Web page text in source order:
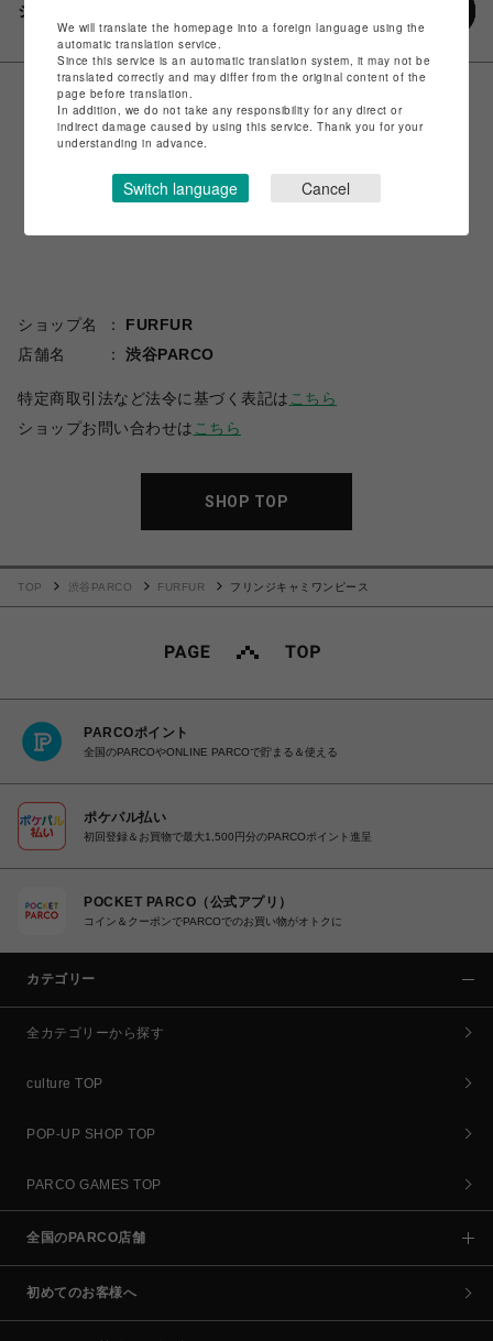
シェアする
ショップ名
FURFUR
店舗名
渋谷PARCO
特定商取引法など法令に基づく表記は こちら
ショップお問い合わせは こちら
SHOP TOP
TOP 渋谷PARCO FURFUR フリンジキャミワンピース
PARCOポイント
全国のPARCOやONLINE PARCOで貯まる＆使える
ポケパル払い
初回登録＆お買物で最大1,500円分のPARCOポイント進呈
POCKET PARCO（公式アプリ）
コイン＆クーポンでPARCOでのお買い物がオトクに
カテゴリー
全カテゴリーから探す
culture TOP
POP-UP SHOP TOP
PARCO GAMES TOP
全国のPARCO店舗
初めてのお客様へ
We will translate the homepage into a foreign language using the
automatic translation service.
Since this service is an automatic translation system, it may not be
translated correctly and may differ from the original content of the
page before translation.
In addition, we do not take any responsibility for any direct or
indirect damage caused by using this service. Thank you for your
understanding in advance.
Switch language Cancel